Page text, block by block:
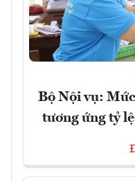
Bộ Nội vụ:
tương ứng tỷ